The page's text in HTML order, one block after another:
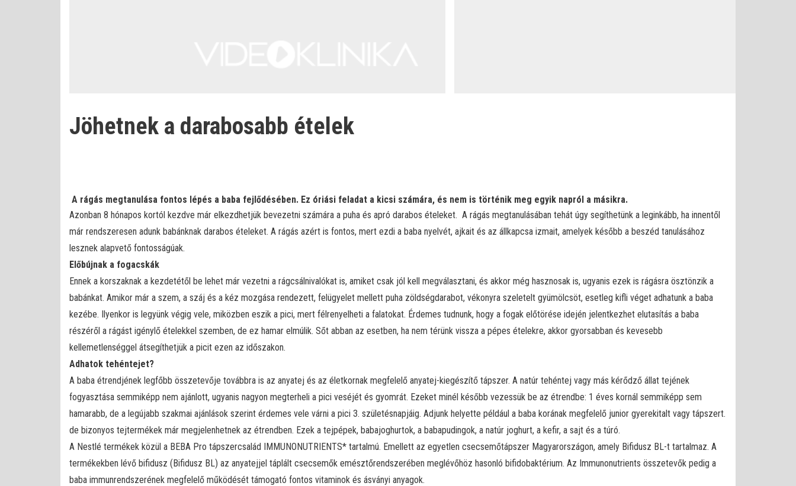
Jöhetnek a darabosabb ételek
A rágás megtanulása fontos lépés a baba fejlődésében. Ez óriási feladat a kicsi számára, és nem is történik meg egyik napról a másikra.
Azonban 8 hónapos kortól kezdve már elkezdhetjük bevezetni számára a puha és apró darabos ételeket. A rágás megtanulásában tehát úgy segíthetünk a leginkább, ha innentől
már rendszeresen adunk babánknak darabos ételeket. A rágás azért is fontos, mert ezdi a baba nyelvét, ajkait és az állkapcsa izmait, amelyek később a beszéd tanulásához
lesznek alapvető fontosságúak.
Előbújnak a fogacskák
Ennek a korszaknak a kezdetétől be lehet már vezetni a rágcsálnivalókat is, amiket csak jól kell megválasztani, és akkor még hasznosak is, ugyanis ezek is rágásra ösztönzik a
babánkat. Amikor már a szem, a száj és a kéz mozgása rendezett, felügyelet mellett puha zöldségdarabot, vékonyra szeletelt gyümölcsöt, esetleg kifli véget adhatunk a baba
kezébe. Ilyenkor is legyünk végig vele, miközben eszik a pici, mert félrenyelheti a falatokat. Érdemes tudnunk, hogy a fogak előtörése idején jelentkezhet elutasítás a baba
részéről a rágást igénylő ételekkel szemben, de ez hamar elmúlik. Sőt abban az esetben, ha nem térünk vissza a pépes ételekre, akkor gyorsabban és kevesebb
kellemetlenséggel átsegíthetjük a picit ezen az időszakon.
Adhatok tehéntejet?
A baba étrendjének legfőbb összetevője továbbra is az anyatej és az életkornak megfelelő anyatej-kiegészítő tápszer. A natúr tehéntej vagy más kérődző állat tejének
fogyasztása semmiképp nem ajánlott, ugyanis nagyon megterheli a pici veséjét és gyomrát. Ezeket minél később vezessük be az étrendbe: 1 éves kornál semmiképp sem
hamarabb, de a legújabb szakmai ajánlások szerint érdemes vele várni a pici 3. születésnapjáig. Adjunk helyette például a baba korának megfelelő junior gyerekitalt vagy tápszert.
de bizonyos tejtermékek már megjelenhetnek az étrendben. Ezek a tejpépek, babajoghurtok, a babapudingok, a natúr joghurt, a kefir, a sajt és a túró.
A Nestlé termékek közül a BEBA Pro tápszercsalád IMMUNONUTRIENTS* tartalmú. Emellett az egyetlen csecsemőtápszer Magyarországon, amely Bifidusz BL-t tartalmaz. A
termékekben lévő bifidusz (Bifidusz BL) az anyatejjel táplált csecsemők emésztőrendszerében meglévőhöz hasonló bifidobaktérium. Az Immunonutrients összetevők pedig a
baba immunrendszerének megfelelő működését támogató fontos vitaminok és ásványi anyagok.